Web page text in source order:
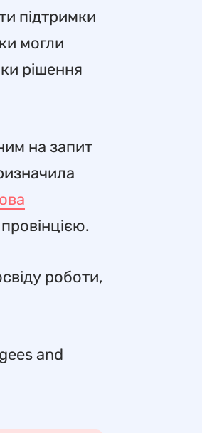
підтримки
могли
рішення
на запит
роботи,
and